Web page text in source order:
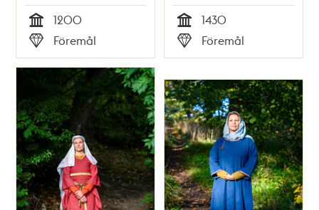
Tid
1200
Typ
Föremål Tid
1430
Typ
Föremål